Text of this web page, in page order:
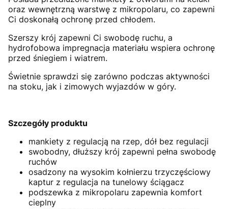
oraz wewnętrzną warstwę z mikropolaru, co zapewni
Ci doskonałą ochronę przed chłodem.
Szerszy krój zapewni Ci swobodę ruchu, a
hydrofobowa impregnacja materiału wspiera ochronę
przed śniegiem i wiatrem.
Świetnie sprawdzi się zarówno podczas aktywności
na stoku, jak i zimowych wyjazdów w góry.
Szczegóły produktu
mankiety z regulacją na rzep, dół bez regulacji
swobodny, dłuższy krój zapewni pełna swobodę
ruchów
osadzony na wysokim kołnierzu trzyczęściowy
kaptur z regulacja na tunelowy ściągacz
podszewka z mikropolaru zapewnia komfort
cieplny